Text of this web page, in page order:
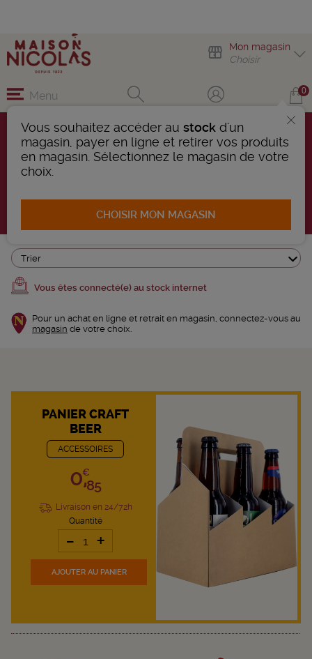
Mon magasin
Choisir
Vous souhaitez accéder au stock d'un
magasin, payer en ligne et retirer vos produits
en magasin. Sélectionnez le magasin de votre
choix.
CHOISIR MON MAGASIN
Menu 0
OBJETS DU VIN
AFFINER LA RECHERCHE
Vous êtes connecté(e) au stock internet
Pour un achat en ligne et retrait en magasin, connectez-vous au
magasin de votre choix.
Trier
PANIER CRAFT
BEER
ACCESSOIRES
0,€
85
Livraison en 24/72h
Quantité
- +
AJOUTER AU PANIER